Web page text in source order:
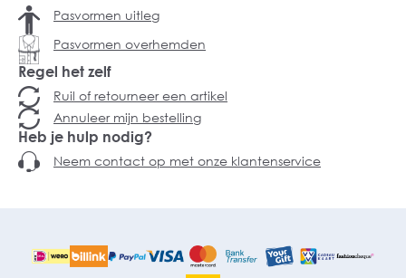
Pasvormen uitleg
Pasvormen overhemden
Regel het zelf
Ruil of retourneer een artikel
Annuleer mijn bestelling
Heb je hulp nodig?
Neem contact op met onze klantenservice